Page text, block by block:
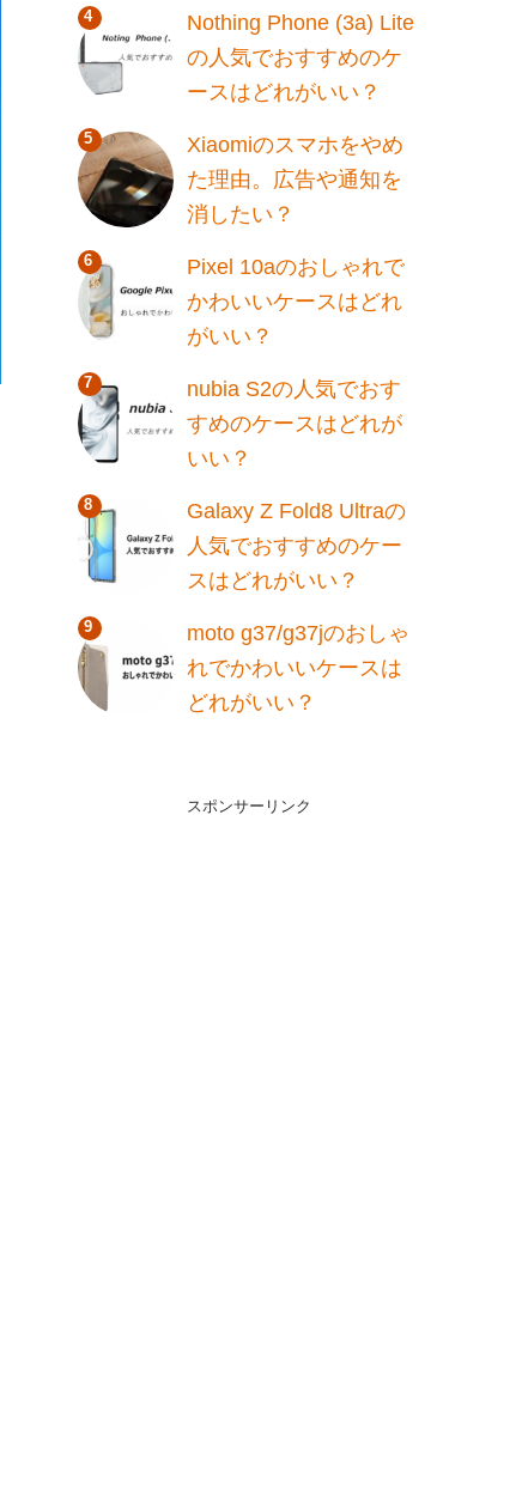
Nothing Phone (3a) Lite
の人気でおすすめのケ
ースはどれがいい？
Xiaomiのスマホをやめ
た理由。広告や通知を
消したい？
Pixel 10aのおしゃれで
かわいいケースはどれ
がいい？
nubia S2の人気でおす
すめのケースはどれが
いい？
Galaxy Z Fold8 Ultraの
人気でおすすめのケー
スはどれがいい？
moto g37/g37jのおしゃ
れでかわいいケースは
どれがいい？
スポンサーリンク